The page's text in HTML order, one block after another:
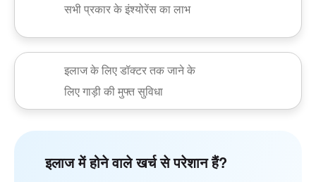
सभी प्रकार के इंश्योरेंस का लाभ
इलाज के लिए डॉक्टर तक जाने के
लिए गाड़ी की मुफ्त सुविधा
इलाज में होने वाले खर्च से परेशान हैं?